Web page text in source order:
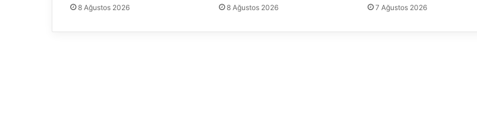
8 Ağustos 2026 8 Ağustos 2026 7 Ağustos 2026